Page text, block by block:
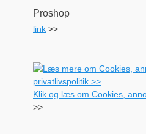
Proshop
link >>
Klik og læs om Cookies,
>>